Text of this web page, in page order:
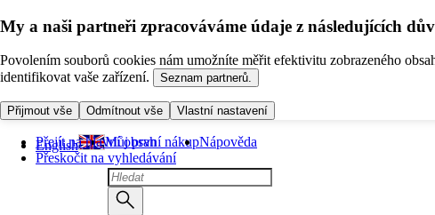
My a naši partneři zpracováváme údaje z následujících
Povolením souborů cookies nám umožníte měřit efektivitu zobrazeného
identifikovat vaše zařízení.
Seznam partnerů.
Přijmout vše Odmítnout vše Vlastní nastavení
Přejít na hlavní obsah
Přeskočit na vyhledávání
English Můj první nákupNápověda